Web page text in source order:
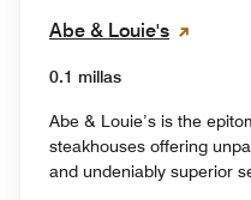
Abe & Louie's
0.1 millas
Abe & Louie’s is the
steakhouses offering
and undeniably superior